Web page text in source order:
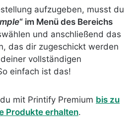
aufzugeben, musst du
“ im Menü des Bereichs
und anschließend das
das dir zugeschickt werden
vollständigen
einfach ist das!
mit Printify Premium bis zu
Produkte erhalten.